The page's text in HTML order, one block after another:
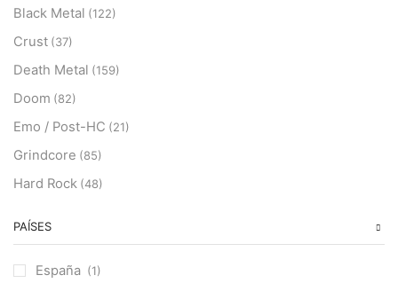
Black Metal (122)
Crust (37)
Death Metal (159)
Doom (82)
Emo / Post-HC (21)
Grindcore (85)
Hard Rock (48)
Heavy Metal(91)
Otros (38)
PAÍSES
España (1)